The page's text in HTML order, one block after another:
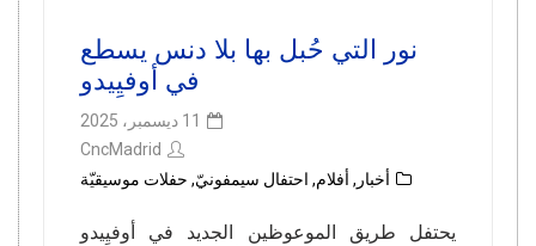
نور التي حُبل بها بلا دنس يسطع
في أوفيِيدو
11 ديسمبر، 2025
CncMadrid
أخبار , أفلام, احتفال سيمفونيّ, حفلات موسيقيّة
يحتفل طريق الموعوظين الجديد في أوفيِيدو